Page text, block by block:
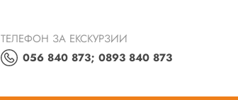
ТЕЛЕФОН ЗА ЕКСКУРЗИИ
056 840 873; 0893 840 873